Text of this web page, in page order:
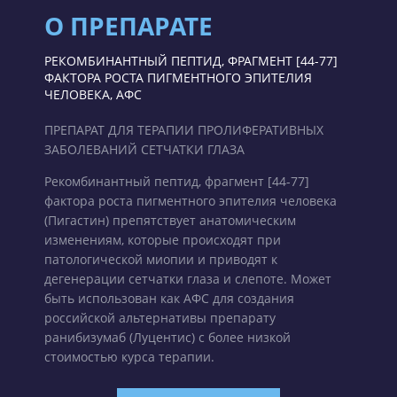
О ПРЕПАРАТЕ
РЕКОМБИНАНТНЫЙ ПЕПТИД, ФРАГМЕНТ [44-77]
ФАКТОРА РОСТА ПИГМЕНТНОГО ЭПИТЕЛИЯ
ЧЕЛОВЕКА, АФС
ПРЕПАРАТ ДЛЯ ТЕРАПИИ ПРОЛИФЕРАТИВНЫХ
ЗАБОЛЕВАНИЙ СЕТЧАТКИ ГЛАЗА
Рекомбинантный пептид, фрагмент [44-77]
фактора роста пигментного эпителия человека
(Пигастин) препятствует анатомическим
изменениям, которые происходят при
патологической миопии и приводят к
дегенерации сетчатки глаза и слепоте. Может
быть использован как АФС для создания
российской альтернативы препарату
ранибизумаб (Луцентис) с более низкой
стоимостью курса терапии.